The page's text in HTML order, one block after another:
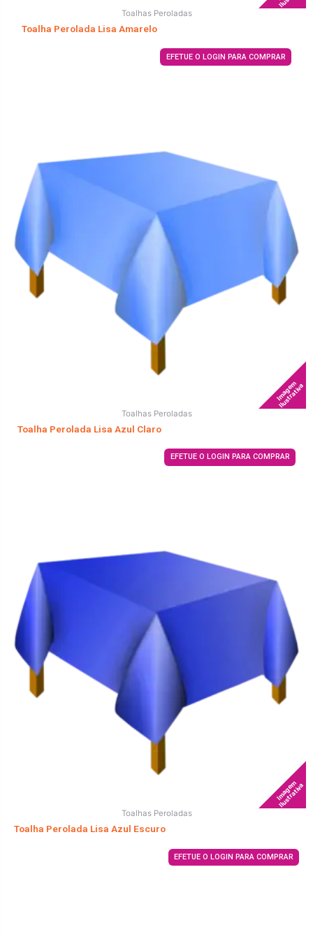
Toalhas Peroladas
Toalha Perolada Lisa Amarelo
EFETUE O LOGIN PARA COMPRAR
Imagem
Ilustrativa
Toalhas Peroladas
Toalha Perolada Lisa Azul Claro
EFETUE O LOGIN PARA COMPRAR
Imagem
Ilustrativa
Toalhas Peroladas
Toalha Perolada Lisa Azul Escuro
EFETUE O LOGIN PARA COMPRAR